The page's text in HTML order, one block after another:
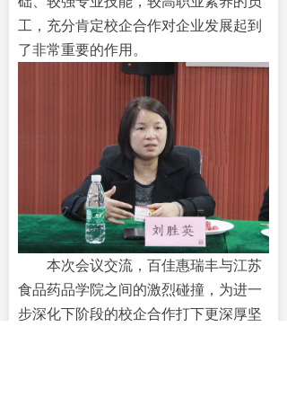
工，充分肯定校企合作对企业发展起到
了非常重要的作用。
本次会议交流，百佳惠瑞丰与江苏
食品药品学院之间的激烈碰撞，为进一
步深化下阶段的校企合作打下更深厚坚